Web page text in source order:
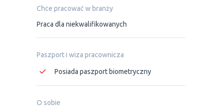
Chce pracować w branży
Praca dla niekwalifikowanych
Paszport i wiza pracownicza
Posiada paszport biometryczny
O sobie